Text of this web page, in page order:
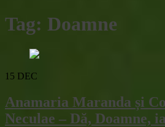
Tag: Doamne
15 DEC
Anamaria Maranda și
Neculae – Dă, Doamne,